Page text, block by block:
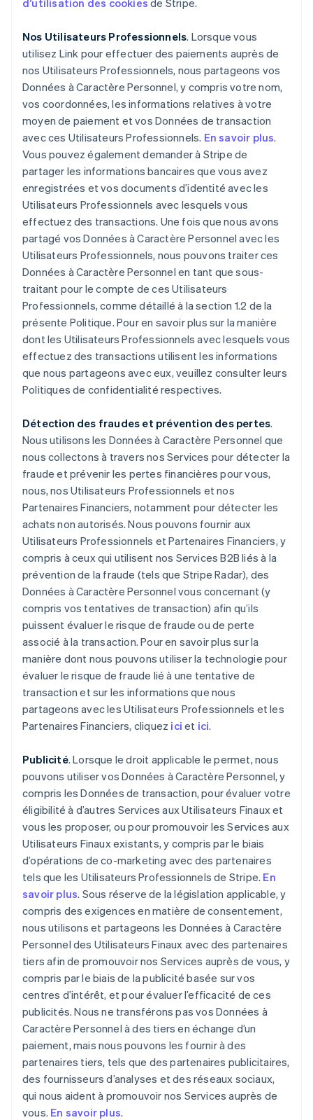
d’utilisation des cookies de Stripe.
Nos Utilisateurs Professionnels. Lorsque vous
utilisez Link pour effectuer des paiements auprès de
nos Utilisateurs Professionnels, nous partageons vos
Données à Caractère Personnel, y compris votre nom,
vos coordonnées, les informations relatives à votre
moyen de paiement et vos Données de transaction
avec ces Utilisateurs Professionnels. En savoir plus.
Vous pouvez également demander à Stripe de
partager les informations bancaires que vous avez
enregistrées et vos documents d’identité avec les
Utilisateurs Professionnels avec lesquels vous
effectuez des transactions. Une fois que nous avons
partagé vos Données à Caractère Personnel avec les
Utilisateurs Professionnels, nous pouvons traiter ces
Données à Caractère Personnel en tant que sous-
traitant pour le compte de ces Utilisateurs
Professionnels, comme détaillé à la section 1.2 de la
présente Politique. Pour en savoir plus sur la manière
dont les Utilisateurs Professionnels avec lesquels vous
effectuez des transactions utilisent les informations
que nous partageons avec eux, veuillez consulter leurs
Politiques de confidentialité respectives.
Détection des fraudes et prévention des pertes.
Nous utilisons les Données à Caractère Personnel que
nous collectons à travers nos Services pour détecter la
fraude et prévenir les pertes financières pour vous,
nous, nos Utilisateurs Professionnels et nos
Partenaires Financiers, notamment pour détecter les
achats non autorisés. Nous pouvons fournir aux
Utilisateurs Professionnels et Partenaires Financiers, y
compris à ceux qui utilisent nos Services B2B liés à la
prévention de la fraude (tels que Stripe Radar), des
Données à Caractère Personnel vous concernant (y
compris vos tentatives de transaction) afin qu’ils
puissent évaluer le risque de fraude ou de perte
associé à la transaction. Pour en savoir plus sur la
manière dont nous pouvons utiliser la technologie pour
évaluer le risque de fraude lié à une tentative de
transaction et sur les informations que nous
partageons avec les Utilisateurs Professionnels et les
Partenaires Financiers, cliquez ici et ici.
Publicité. Lorsque le droit applicable le permet, nous
pouvons utiliser vos Données à Caractère Personnel, y
compris les Données de transaction, pour évaluer votre
éligibilité à d’autres Services aux Utilisateurs Finaux et
vous les proposer, ou pour promouvoir les Services aux
Utilisateurs Finaux existants, y compris par le biais
d’opérations de co-marketing avec des partenaires
tels que les Utilisateurs Professionnels de Stripe. En
savoir plus. Sous réserve de la législation applicable, y
compris des exigences en matière de consentement,
nous utilisons et partageons les Données à Caractère
Personnel des Utilisateurs Finaux avec des partenaires
tiers afin de promouvoir nos Services auprès de vous, y
compris par le biais de la publicité basée sur vos
centres d’intérêt, et pour évaluer l’efficacité de ces
publicités. Nous ne transférons pas vos Données à
Caractère Personnel à des tiers en échange d’un
paiement, mais nous pouvons les fournir à des
partenaires tiers, tels que des partenaires publicitaires,
des fournisseurs d’analyses et des réseaux sociaux,
qui nous aident à promouvoir nos Services auprès de
vous. En savoir plus.